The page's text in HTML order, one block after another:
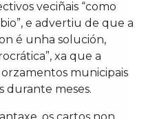
veciñais “como
e advertiu de que a
é unha solución,
xa que a
municipais
durante meses.